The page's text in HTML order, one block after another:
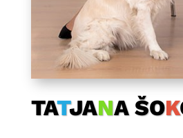
TATJANA ŠOK